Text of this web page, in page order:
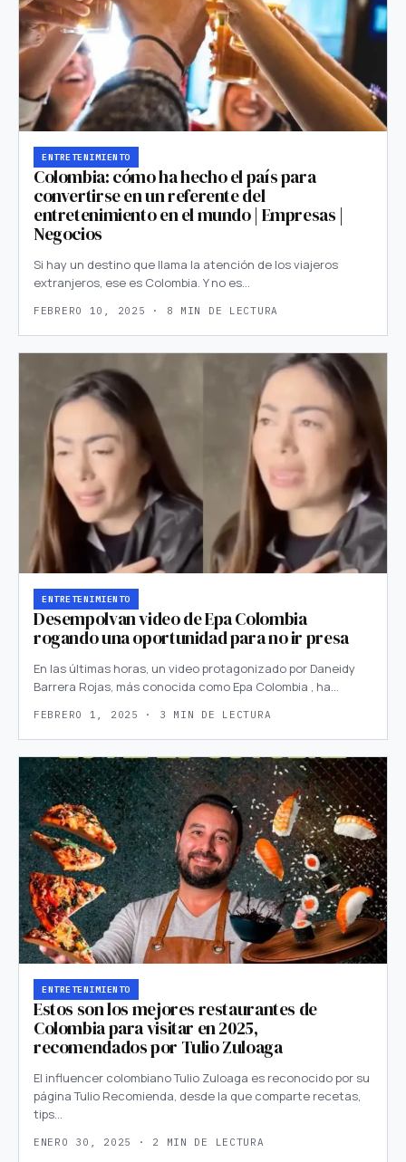
ENTRETENIMIENTO
Colombia: cómo ha hecho el país para
convertirse en un referente del
entretenimiento en el mundo | Empresas |
Negocios
Si hay un destino que llama la atención de los viajeros
extranjeros, ese es Colombia. Y no es…
FEBRERO 10, 2025 · 8 MIN DE LECTURA
ENTRETENIMIENTO
Desempolvan video de Epa Colombia
rogando una oportunidad para no ir presa
En las últimas horas, un video protagonizado por Daneidy
Barrera Rojas, más conocida como Epa Colombia , ha…
FEBRERO 1, 2025 · 3 MIN DE LECTURA
ENTRETENIMIENTO
Estos son los mejores restaurantes de
Colombia para visitar en 2025,
recomendados por Tulio Zuloaga
El influencer colombiano Tulio Zuloaga es reconocido por su
página Tulio Recomienda, desde la que comparte recetas,
tips…
ENERO 30, 2025 · 2 MIN DE LECTURA